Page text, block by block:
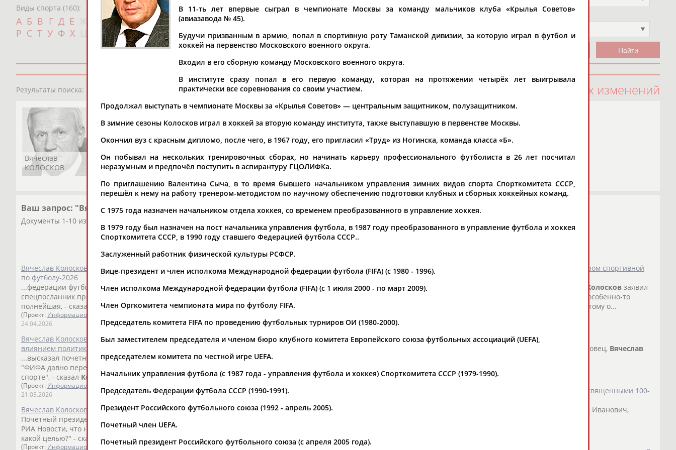
Виды спорта (160):
А Б В Г Д Е И К Л М Н О
П
Р С Т У Ф Х Ш Щ Э Ю Я
Дата рождения
Чемпион
Результаты поиска: 100 последних изменений
Вячеслав
КОЛОСКОВ
Ваш запрос: "Вячеслав КОЛОСКОВ"
Документы 1-10 из 137 найденных уникальных документов
3
Вячеслав Колосков: Трамп не сможет повлиять на состав участников чемпионата мира
по футболу-2026
...федерации футбола (ФИФА), почетный член организацииВячеслав Колосков. Ранее
спецпосланник президента США по... ...пригласили тех, кто нам нравится. Чушь
полнейшая, - сказал
Колосков. - Во-первых, Иран еще не отказался от участия, пока...
(Проект: Информационное агентство СТАДИОН
24.04.2026
Вячеслав Колосков: ФИФА давно стала организацией, которая принимает решения под
влиянием политики
...высказал почетный президент Российского футбольного союзаВячеслав
"ФИФА давно перестала быть просто... ...пример двойных стандартов в мировом
спорте", - сказал Колосков. Ранее ФИФА приняла решение не отстранять...
(Проект: Информационное агентство СТАДИОН
21.03.2026
Вячеслав Колосков: Лимит вводить надо, а никаких налогов вводить не надо
Почетный президент Российского футбольного союза (РФС)
РИА Новости, что не поддерживает идею налога ... ...себе искусственные проблемы? С
какой целью?" - сказалКолосков . "Дело в том, что клуб и так уже заплатил за...
(Проект: Информационное агентство СТАДИОН)
Вячеслав Колосков: Матчи с Вьетнамом и Таиландом являются примером спортивной
дипломатии
Почетный президент Российского футбольного союза (РФС)
Колосков заявил
РИА Новости, что предстоящие товарищеские мат... ...в том, что у нас особенно-то
, оценивая уровень соперников. – Поэтому о...
26.08.2024
Евгений Макеев: Огненное дерби в Петровском парке
Практически аншлаг на трибунах, Станислав Черчесов, Анатолий Бышовец, Вячеслав
05.03.2024
В Минспорта наградили заслуженных деятелей отрасли медалями, посвященными 100-
Вячеслав Иванович,
В 11-ть лет впервые сыграл в чемпионате Москвы за команду мальчиков клуба «Крылья Советов»
(авиазавода № 45).
Будучи призванным в армию, попал в спортивную роту Таманской дивизии, за которую играл в футбол и
хоккей на первенство Московского военного округа.
Входил в его сборную команду Московского военного округа.
В институте сразу попал в его первую команду, которая на протяжении четырёх лет выигрывала
практически все соревнования со своим участием.
Продолжал выступать в чемпионате Москвы за «Крылья Советов» — центральным защитником, полузащитником.
В зимние сезоны Колосков играл в хоккей за вторую команду института, также выступавшую в первенстве Москвы.
Окончил вуз с красным дипломо, после чего, в 1967 году, его пригласил «Труд» из Ногинска, команда класса «Б».
Он побывал на нескольких тренировочных сборах, но начинать карьеру профессионального футболиста в 26 лет посчитал
неразумным и предпочёл поступить в аспирантуру ГЦОЛИФКа.
По приглашению Валентина Сыча, в то время бывшего начальником управления зимних видов спорта Спорткомитета СССР,
перешёл к нему на работу тренером-методистом по научному обеспечению подготовки клубных и сборных хоккейных команд.
С 1975 года назначен начальником отдела хоккея, со временем преобразованного в управление хоккея.
В 1979 году был назначен на пост начальника управления футбола, в 1987 году преобразованного в управление футбола и хоккея
Спорткомитета СССР, в 1990 году ставшего Федерацией футбола СССР..
Заслуженный работник физической культуры РСФСР.
Вице-президент и член исполкома Международной федерации футбола (FIFA) (с 1980 - 1996).
Член исполкома Международной федерации футбола (FIFA) (с 1 июля 2000 - по март 2009).
Член Оргкомитета чемпионата мира по футболу FIFA.
Председатель комитета FIFA по проведению футбольных турниров ОИ (1980-2000).
Был заместителем председателя и членом бюро клубного комитета Европейского союза футбольных ассоциаций (UEFA),
председателем комитета по честной игре UEFA.
Начальник управления футбола (с 1987 года - управления футбола и хоккея) Спорткомитета СССР (1979-1990).
Председатель Федерации футбола СССР (1990-1991).
Президент Российского футбольного союза (1992 - апрель 2005).
Почетный член UEFA.
Почетный президент Российского футбольного союза (с апреля 2005 года).